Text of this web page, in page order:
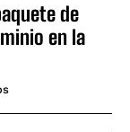
de
en la